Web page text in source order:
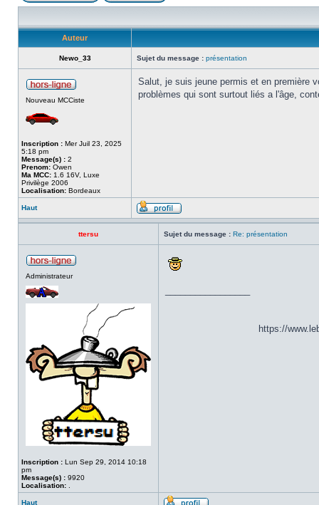
Auteur
Newo_33 Sujet du message : présentation
Nouveau MCCiste
Inscription : Mer Juil 23, 2025
5:18 pm
Message(s) : 2
Prenom: Owen
Ma MCC: 1.6 16V, Luxe
Privilège 2006
Localisation: Bordeaux
Salut, je suis jeune permis et en première
problèmes qui sont surtout liés a l'âge,
Haut
ttersu Sujet du message : Re: présentation
Administrateur
Inscription : Lun Sep 29, 2014 10:18
pm
Message(s) : 9920
Localisation:
https://
Haut